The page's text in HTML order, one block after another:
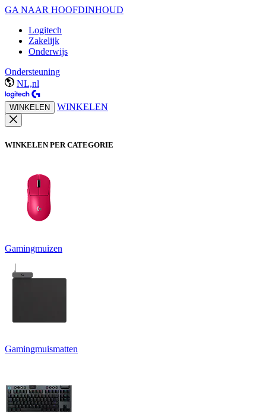
GA NAAR HOOFDINHOUD
Logitech
Zakelijk
Onderwijs
Ondersteuning
NL,nl
WINKELEN WINKELEN
WINKELEN PER CATEGORIE
Gamingmuizen
Gamingmuismatten